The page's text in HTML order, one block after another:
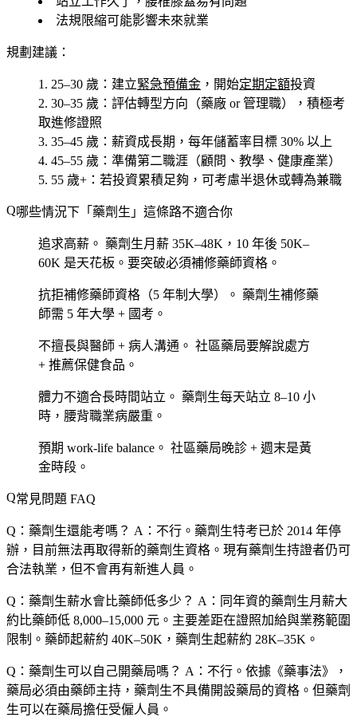
法規限縮可能影響未來就業
規劃建議：
25–30 歲 ：建立緊急預備金 ，開始定期定額投資
30–35 歲 ：評估轉型方向（藥廠 or 管理職），積極考
取進修證照
35–45 歲 ：薪資成長期，每年儲蓄率目標 30% 以上
45–55 歲 ：準備第二職涯（顧問、教學、健康產業）
55 歲+ ：若投資累積足夠，可考慮半退休或轉為兼職
哪些情況下「藥劑生」這條路不適合你
追求高薪。 藥劑生月薪 35K–48K，10 年後 50K–
60K 是天花板。要突破必須補修藥師資格。
抗拒補修藥師資格（5 年制大學）。 藥劑生補修藥
師需 5 年大學 + 國考。
不擅長與醫師 + 病人溝通。 社區藥局要解說處方
+ 推薦保健食品。
體力不適合長時間站立。 藥劑生每天站立 8–10 小
時，腰背職業病嚴重。
預期 work-life balance。 社區藥局晚診 + 週末是黃
金時段。
常見問題 FAQ
Q：藥劑生還能考嗎？ A：不行。藥劑生特考已於 2014 年停
辦，目前無法再取得新的藥劑生資格。現有藥劑生持證者仍可
合法執業，但不會再有新進人員。
Q：藥劑生薪水會比藥師低多少？ A：同年資的藥劑生月薪大
約比藥師低 8,000–15,000 元。主要差距在證照加給與業務範圍
限制。藥師起薪約 40K–50K，藥劑生起薪約 28K–35K。
Q：藥劑生可以自己開藥局嗎？ A：不行。依據《藥事法》，
藥局必須由藥師主持，藥劑生不具備開設藥局的資格。但藥劑
生可以在藥局擔任受僱人員。